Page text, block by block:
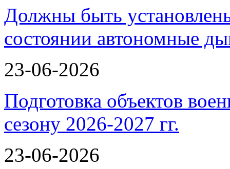
Должны быть
состоянии автономные
23-06-2026
Подготовка объектов
сезону 2026-2027 гг.
23-06-2026